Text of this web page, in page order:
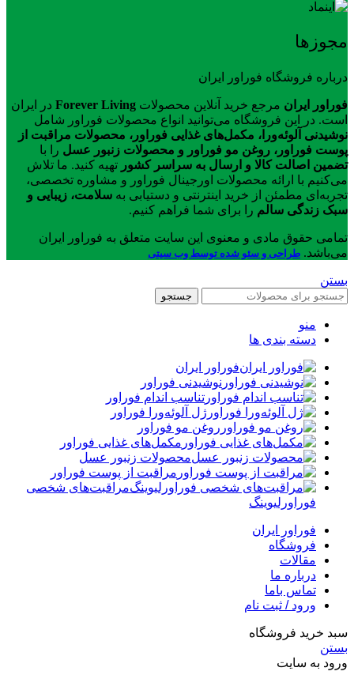
مجوزها
درباره فروشگاه فوراور ایران
فوراور ایران مرجع خرید آنلاین محصولات Forever Living در ایران
است. در این فروشگاه می‌توانید انواع محصولات فوراور شامل
نوشیدنی آلوئه‌ورا، مکمل‌های غذایی فوراور، محصولات مراقبت از
پوست فوراور، روغن مو فوراور و محصولات زنبور عسل را با
تضمین اصالت کالا و ارسال به سراسر کشور تهیه کنید. ما تلاش
می‌کنیم با ارائه محصولات اورجینال فوراور و مشاوره تخصصی،
تجربه‌ای مطمئن از خرید اینترنتی و دستیابی به سلامت، زیبایی و
سبک زندگی سالم را برای شما فراهم کنیم.
تمامی حقوق مادی و معنوی این سایت متعلق به فوراور ایران
می‌باشد. طراحی و سئو شده توسط وب سیتی
بستن
جستجو
منو
دسته بندی ها
فوراور ایران
نوشیدنی فوراور
تناسب اندام فوراور
ژل آلوئه‌ورا فوراور
روغن مو فوراور
مکمل‌های غذایی فوراور
محصولات زنبور عسل
مراقبت از پوست فوراور
مراقبت‌های شخصی
فوراورلیوینگ
فوراور ایران
فروشگاه
مقالات
درباره ما
تماس باما
ورود / ثبت نام
سبد خرید فروشگاه
بستن
ورود به سایت